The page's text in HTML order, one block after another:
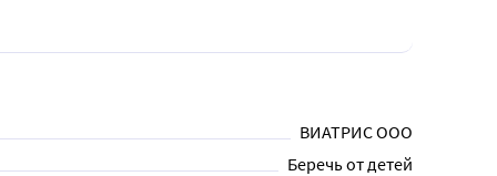
ВИАТРИС ООО
Беречь от детей